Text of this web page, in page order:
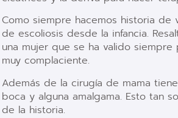
Como siempre hacemos historia
de escoliosis desde la infancia.
una mujer que se ha valido
muy complaciente.
Además de la cirugía de mama
boca y alguna amalgama. Esto tan
de la historia.